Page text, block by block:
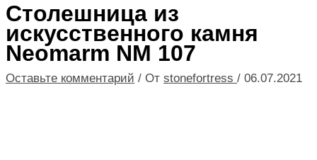
Столешница из
искусственного камня
Neomarm NM 107
Оставьте комментарий / От stonefortress / 06.07.2021